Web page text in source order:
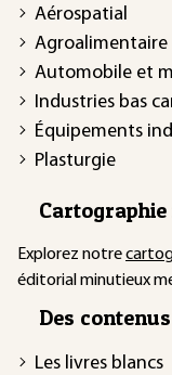
Aérospatial
Agroalimentaire
Automobile et
Industries bas
Équipements
Plasturgie
Explorez notre
éditorial minutieux
Des
Les livres blancs